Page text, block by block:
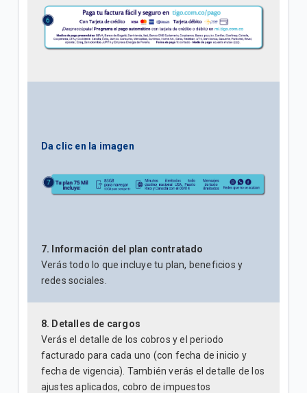
Da clic en la imagen
7. Información del plan contratado
Verás todo lo que incluye tu plan, beneficios y
redes sociales.
8. Detalles de cargos
Verás el detalle de los cobros y el periodo
facturado para cada uno (con fecha de inicio y
fecha de vigencia). También verás el detalle de los
ajustes aplicados, cobro de impuestos